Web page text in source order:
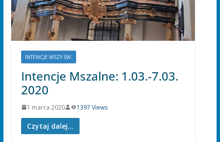
INTENCJE MSZY ŚW.
Intencje Mszalne: 1.03.-7.03.
2020
1 marca 2020 1397 Views
Czytaj dalej...